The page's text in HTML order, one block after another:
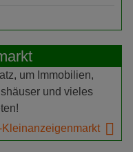
um Immobilien,
und vieles
Kleinanzeigenmarkt